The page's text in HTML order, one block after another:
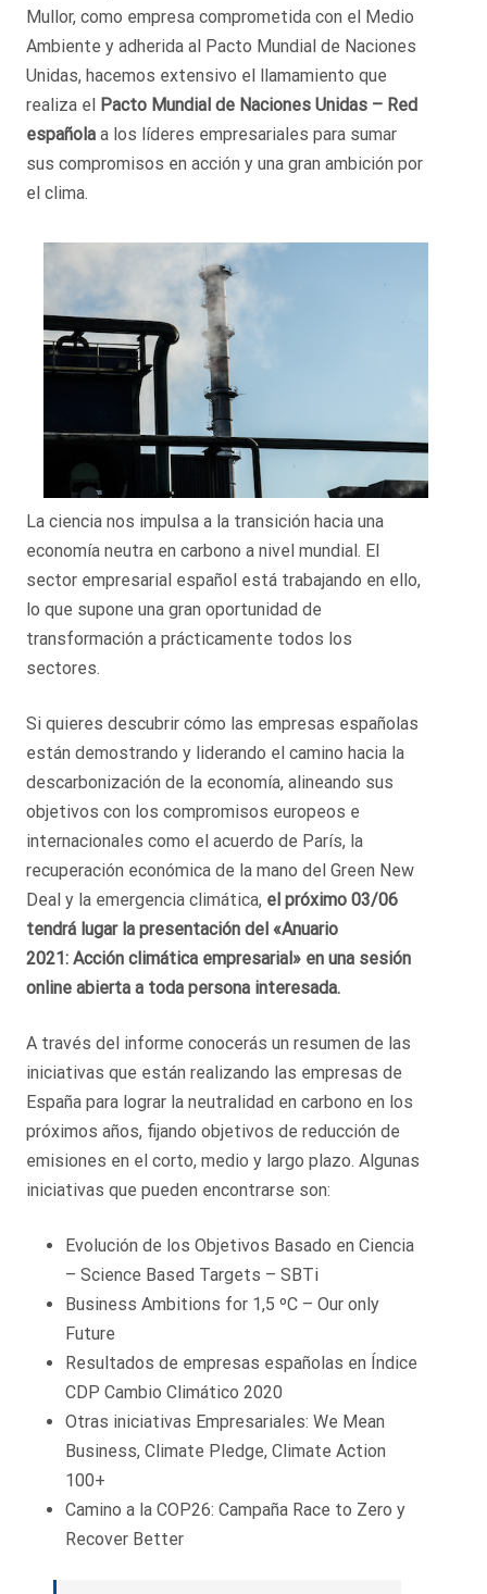
Mullor, como empresa comprometida con el Medio
Ambiente y adherida al Pacto Mundial de Naciones
Unidas, hacemos extensivo el llamamiento que
realiza el
Pacto Mundial de Naciones Unidas – Red
española a los líderes empresariales para sumar
sus compromisos en acción y una gran ambición por
el clima.
La ciencia nos impulsa a la transición hacia una
economía neutra en carbono a nivel mundial. El
sector empresarial español está trabajando en ello,
lo que supone una gran oportunidad de
transformación a prácticamente todos los
sectores.
Si quieres descubrir cómo las empresas españolas
están demostrando y liderando el camino hacia la
descarbonización de la economía, alineando sus
objetivos con los compromisos europeos e
internacionales como el acuerdo de París, la
recuperación económica de la mano del Green New
Deal y la emergencia climática, el próximo 03/06
tendrá lugar la presentación del «Anuario
2021: Acción climática empresarial» en una sesión
online abierta a toda persona interesada.
A través del informe conocerás un resumen de las
iniciativas que están realizando las empresas de
España para lograr la neutralidad en carbono en los
próximos años, fijando objetivos de reducción de
emisiones en el corto, medio y largo plazo. Algunas
iniciativas que pueden encontrarse son:
Evolución de los Objetivos Basado en Ciencia
– Science Based Targets – SBTi
Business Ambitions for 1,5 ºC – Our only
Future
Resultados de empresas españolas en Índice
CDP Cambio Climático 2020
Otras iniciativas Empresariales: We Mean
Business, Climate Pledge, Climate Action
100+
Camino a la COP26: Campaña Race to Zero y
Recover Better